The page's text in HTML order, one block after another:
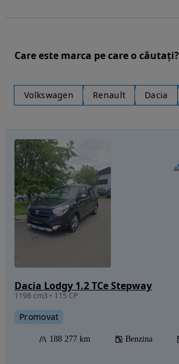
Care este marca pe care o căutați?
Volkswagen Renault Dacia
Dacia Lodgy 1.2 TCe Stepway
1198 cm3 • 115 CP
Promovat
188 277 km Benzina